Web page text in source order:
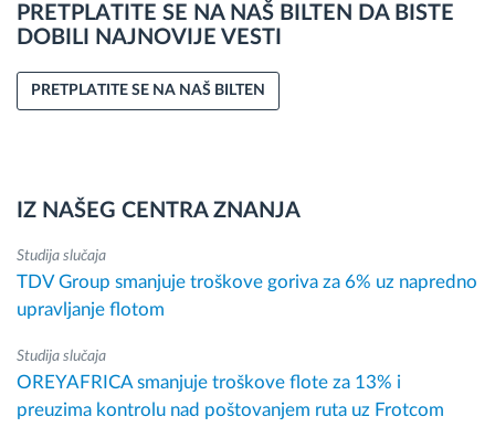
PRETPLATITE SE NA NAŠ BILTEN DA BISTE
DOBILI NAJNOVIJE VESTI
PRETPLATITE SE NA NAŠ BILTEN
IZ NAŠEG CENTRA ZNANJA
Studija slučaja
TDV Group smanjuje troškove goriva za 6% uz napredno
upravljanje flotom
Studija slučaja
OREYAFRICA smanjuje troškove flote za 13% i
preuzima kontrolu nad poštovanjem ruta uz Frotcom